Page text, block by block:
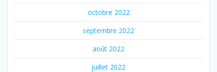
octobre 2022
septembre 2022
août 2022
juillet 2022